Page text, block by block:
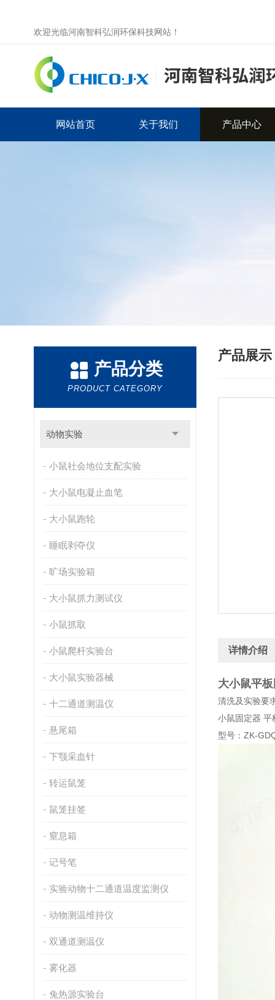
欢迎光临河南智科弘润环保科技网站！
网站首页 关于我们 产品中心
产品分类
PRODUCT CATEGORY
动物实验
小鼠社会地位支配实验
大小鼠电凝止血笔
大小鼠跑轮
睡眠剥夺仪
旷场实验箱
大小鼠抓力测试仪
小鼠抓取
小鼠爬杆实验台
大小鼠实验器械
十二通道测温仪
悬尾箱
下颚采血针
转运鼠笼
鼠笼挂签
窒息箱
记号笔
实验动物十二通道温度监测仪
动物测温维持仪
双通道测温仪
雾化器
兔热源实验台
产品展示
详情介绍
大小鼠平
清洗及实验要
小鼠固定器
型号：ZK-